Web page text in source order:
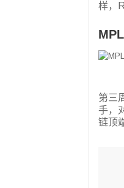
样，
第三
手，
链顶